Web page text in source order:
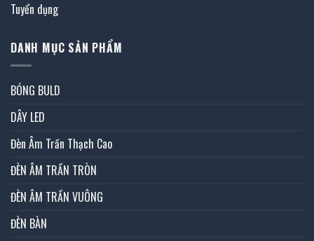
Tuyển dụng
DANH MỤC SẢN PHẨM
BÓNG BULD
DÂY LED
Đèn Âm Trần Thạch Cao
ĐÈN ÂM TRẦN TRÒN
ĐÈN ÂM TRẦN VUÔNG
ĐÈN BÀN